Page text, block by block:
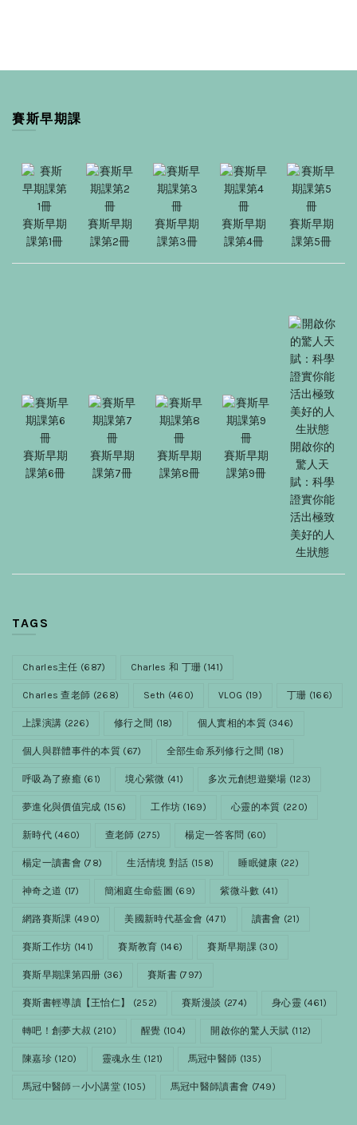
賽斯早期課
賽斯早期
課第1冊
賽斯早期
課第2冊
賽斯早期
課第3冊
賽斯早期
課第4冊
賽斯早期
課第5冊
賽斯早期
課第6冊
賽斯早期
課第7冊
賽斯早期
課第8冊
賽斯早期
課第9冊
開啟你的
驚人天
賦：科學
證實你能
活出極致
美好的人
生狀態
TAGS
Charles主任 (687) Charles 和 丁珊 (141)
Charles 查老師 (268) Seth (460) VLOG (19) 丁珊 (166)
上課演講 (226) 修行之間 (18) 個人實相的本質(346)
個人與群體事件的本質 (67) 全部生命系列修行之間 (18)
呼吸為了療癒 (61) 境心紫微 (41) 多次元創想遊樂場 (123)
夢進化與價值完成 (156) 工作坊 (169) 心靈的本質 (220)
新時代(460) 查老師 (275) 楊定一答客問 (60)
楊定一讀書會 (78) 生活情境 對話 (158) 睡眠健康 (22)
神奇之道 (17) 簡湘庭生命藍圖 (69) 紫微斗數 (41)
網路賽斯課 (490) 美國新時代基金會 (471) 讀書會 (21)
賽斯工作坊 (141) 賽斯教育 (146) 賽斯早期課 (30)
賽斯早期課第四册 (36) 賽斯書(797)
賽斯書輕導讀【王怡仁】 (252) 賽斯漫談 (274) 身心靈 (461)
轉吧！創夢大叔 (210) 醒覺 (104) 開啟你的驚人天賦 (112)
陳嘉珍(120) 靈魂永生 (121) 馬冠中醫師 (135)
馬冠中醫師ㄧ小小講堂 (105) 馬冠中醫師讀書會 (749)